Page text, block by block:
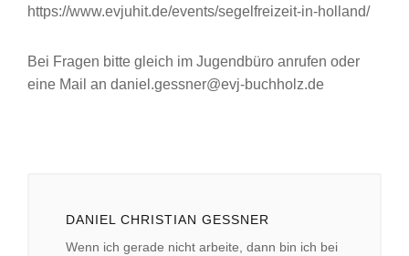
https://www.evjuhit.de/events/segelfreizeit-in-holland/
Bei Fragen bitte gleich im Jugendbüro anrufen oder
eine Mail an daniel.gessner@evj-buchholz.de
DANIEL CHRISTIAN GESSNER
Wenn ich gerade nicht arbeite, dann bin ich bei